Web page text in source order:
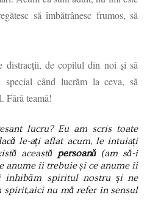
să îmbătrânesc frumos, să
distracții, de copilul din noi și să
special când lucrăm la ceva, să
Fără teamă!
lucru? Eu am scris toate
le-ați aflat acum, le intuiați
această persoană (am să-i
anume îi trebuie și ce anume îi
inhibăm spiritul nostru și ne
nu mă refer în sensul